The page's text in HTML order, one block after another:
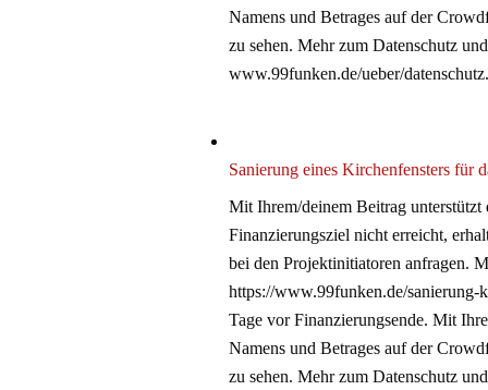
Namens und Betrages auf der
zu sehen. Mehr zum Datenschutz
www.99funken.de/ueber/
Sanierung eines Kirchenfensters für
Mit Ihrem/deinem Beitrag unterstützt
Finanzierungsziel nicht erreicht,
bei den Projektinitiatoren anfragen.
https://www.99funken.de/sanierung-
Tage vor Finanzierungsende. Mit
Namens und Betrages auf der
zu sehen. Mehr zum Datenschutz